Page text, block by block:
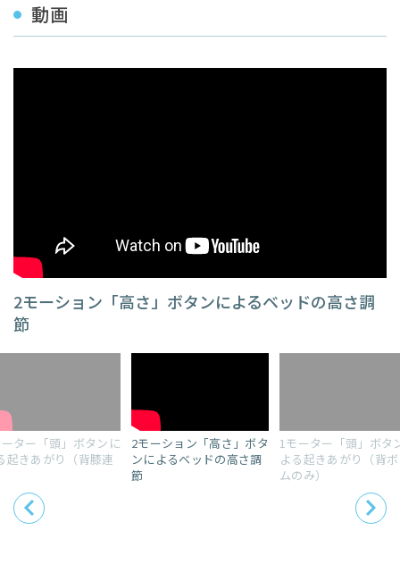
動画
2モーション「高さ」ボタンによるベッドの高さ調
節
ター「頭」ボタンに
起きあがり（背膝連
2モーション「高さ」ボタ
ンによるベッドの高さ調
節
1モーター「頭」ボタ
よる起きあがり（背
ムのみ）